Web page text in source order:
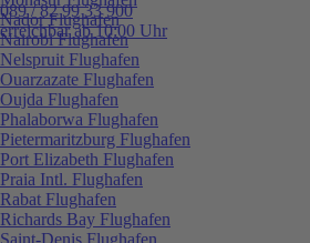
089 / 82 99 33 900
erreichbar ab 10:00 Uhr
Nador Flughafen
Nairobi Flughafen
Nelspruit Flughafen
Ouarzazate Flughafen
Oujda Flughafen
Phalaborwa Flughafen
Pietermaritzburg Flughafen
Port Elizabeth Flughafen
Praia Intl. Flughafen
Rabat Flughafen
Richards Bay Flughafen
Saint-Denis Flughafen